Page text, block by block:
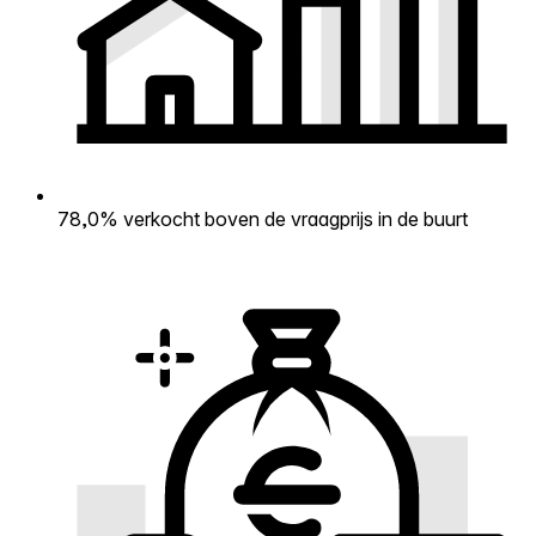
78,0% verkocht boven de vraagprijs in de buurt